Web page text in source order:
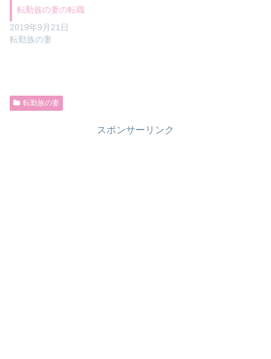
転勤族の妻の転職
2019年9月21日
転勤族の妻
転勤族の妻
スポンサーリンク